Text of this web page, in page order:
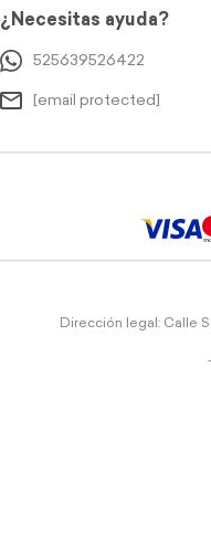
¿Necesitas ayuda?
525639526422
[email protected]
Dirección legal: Calle